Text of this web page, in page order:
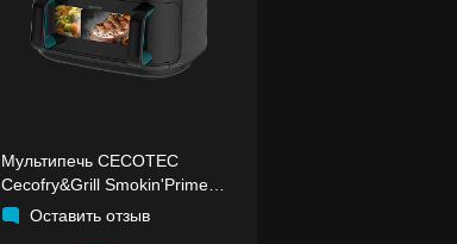
Мультипечь CECOTEC
Cecofry&Grill Smokin'Prime
11000Оставить отзыв